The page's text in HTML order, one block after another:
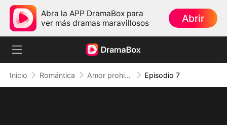
Abra la APP DramaBox para
ver más dramas maravillosos
Abrir
Inicio Romántica Amor prohibido con mi cuñado Episodio 7